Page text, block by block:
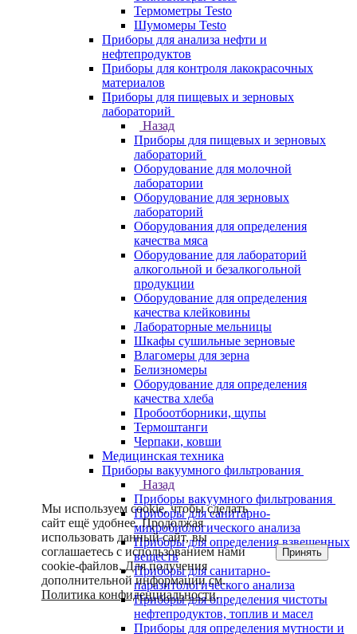
Термометры Testo
Шумомеры Testo
Приборы для анализа нефти и
нефтепродуктов
Приборы для контроля лакокрасочных
материалов
Приборы для пищевых и зерновых
лабораторий
Назад
Приборы для пищевых и зерновых
лабораторий
Оборудование для молочной
лаборатории
Оборудование для зерновых
лабораторий
Оборудования для определения
качества мяса
Оборудование для лабораторий
алкогольной и безалкогольной
продукции
Оборудование для определения
качества клейковины
Лабораторные мельницы
Шкафы сушильные зерновые
Влагомеры для зерна
Белизномеры
Оборудование для определения
качества хлеба
Пробоотборники, щупы
Термоштанги
Черпаки, ковши
Медицинская техника
Приборы вакуумного фильтрования
Назад
Приборы вакуумного фильтрования
Приборы для санитарно-
микробиологического анализа
Приборы для определения взвешенных
веществ
Приборы для санитарно-
паразитологического анализа
Приборы для определения чистоты
нефтепродуктов, топлив и масел
Приборы для определения мутности и
Мы используем cookie, чтобы сделать
сайт ещё удобнее. Продолжая
использовать данный сайт, вы
соглашаетесь с использованием нами
cookie-файлов. Для получения
дополнительной информации см.
Политика конфиденциальности.
Принять